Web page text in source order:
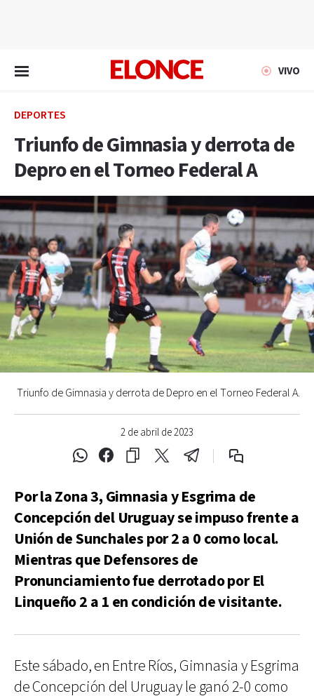
VIVO
DEPORTES
Triunfo de Gimnasia y derrota de
Depro en el Torneo Federal A
2 de abril de 2023
Triunfo de Gimnasia y derrota de Depro en el Torneo Federal A.
Por la Zona 3, Gimnasia y Esgrima de
Concepción del Uruguay se impuso frente a
Unión de Sunchales por 2 a 0 como local.
Mientras que Defensores de
Pronunciamiento fue derrotado por El
Linqueño 2 a 1 en condición de visitante.
Este sábado, en Entre Ríos, Gimnasia y Esgrima
de Concepción del Uruguay le ganó 2-0 como